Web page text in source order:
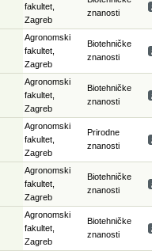
fakultet,
Zagreb
znanosti
Agronomski
fakultet,
Zagreb
Biotehničke
znanosti
Agronomski
fakultet,
Zagreb
Biotehničke
znanosti
Agronomski
fakultet,
Zagreb
Prirodne
znanosti
Agronomski
fakultet,
Zagreb
Biotehničke
znanosti
Agronomski
fakultet,
Zagreb
Biotehničke
znanosti